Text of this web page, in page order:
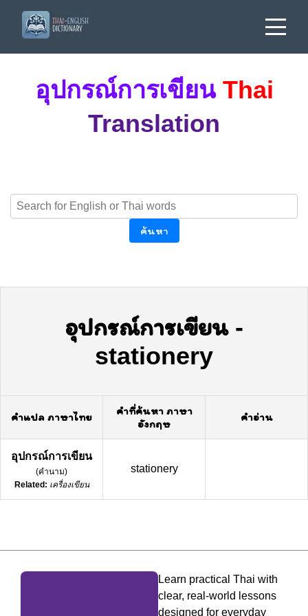
อุปกรณ์การเขียน Thai
Translation
ค้นหา
อุปกรณ์การเขียน-
stationery
คำแปล ภาษาไทย
คำที่ค้นหา ภาษา
อังกฤษ
คำอ่าน
อุปกรณ์การเขียน
(คำนาม)
Related: เครื่องเขียน
stationery
Learn practical Thai with
clear, real-world lessons
designed for everyday